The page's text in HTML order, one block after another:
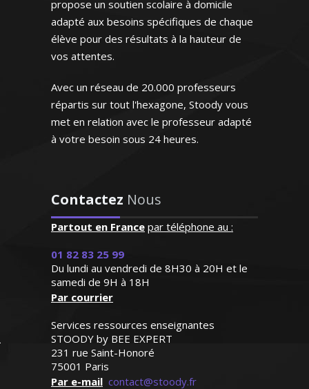
notre fils qui a
progressivement "perdu
pied" en mathématiques
son regard sur cette
matière élargissant
l'horizon de ses objectifs;
Ainsi fait, il s’enthousiasme
maths et les résultats
suivent"
Monsieur D.Z (Bordeaux, élève
et aux concours
Monsieur H. Stéphane – Ingénieur
informaticien - Bordeaux
Ingénieur de formation, je possède une
grande expérience en tant que
domicile. Du lycée et jusqu'aux classes
préparatoires, j’assure des cours de
mathématiques adaptés aux besoins et
propose un soutien scolaire à domicile
adapté aux besoins spécifiques de chaque
élève pour des résultats à la hauteur de
vos attentes.
Avec un réseau de 20.000 professeurs
répartis sur tout l'hexagone, Stoody vous
met en relation avec le professeur adapté
à votre besoin sous 24 heures.
Contactez Nous
Partout en France par téléphone au :
01 82 83 25 99
Du lundi au vendredi de 8H30 à 20H et le
samedi de 9H à 18H
Par courrier
Services ressources enseignantes
STOODY by BEE EXPERT
231 rue Saint-Honoré
75001 Paris
Par e-mail contact@stoody.fr